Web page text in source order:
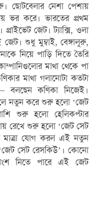
ছোটবেলার নেশা পেশায়
ভর করে। ভারতের প্রথম
জেট। ট্যাক্সি, ওলা
শুধু মুম্বাই, বেঙ্গালুরু,
নিয়ে পাড়ি দিতে তৈরি
মাথা থেকে পা
মাথা গলানোটা কতটা
বলছেন কণিকা নিজেই।
নতুন করে শুরু হলো ‘জেট
শুরু হলো হেলিকপ্টার
রেখে শুরু হলো ‘জেট সেট
মাত্রা যোগ করল এই নতুন
সেট রেসকিউ’। কোনো
অংশ নিতে পারে এই জেট